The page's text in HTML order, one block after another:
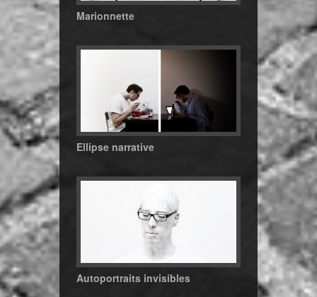
Marionnette
Ellipse narrative
Autoportraits invisibles